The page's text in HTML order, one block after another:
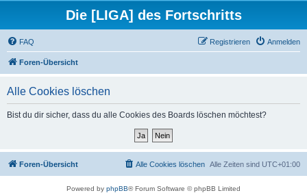
Die [LIGA] des Fortschritts
FAQ Anmelden
Registrieren
Foren-Übersicht
Alle Cookies löschen
Bist du dir sicher, dass du alle Cookies des Boards löschen möchtest?
Foren-Übersicht Alle Zeiten sind UTC+01:00
Alle Cookies löschen
Powered by phpBB® Forum Software © phpBB Limited